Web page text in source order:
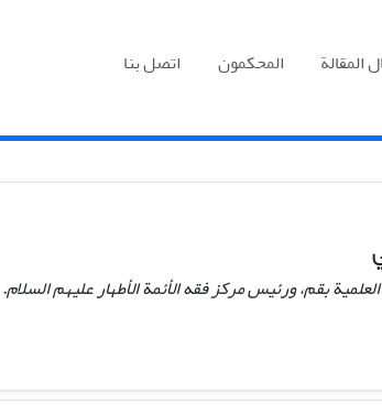
المقالة المحكمون اتصل بنا
بقم، ورئيس مركز فقه الأئمة الأطهار عليهم السلام.